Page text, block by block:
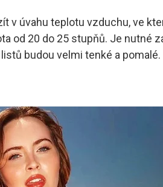
v úvahu teplotu vzduchu, ve
od 20 do 25 stupňů. Je nutné
budou velmi tenké a pomalé.